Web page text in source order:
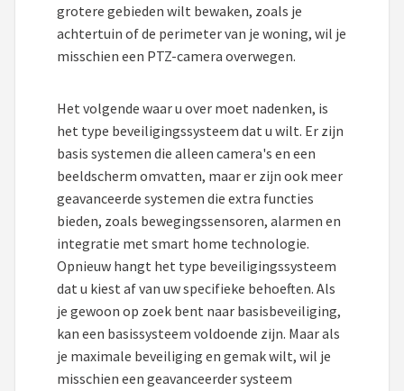
ieGeek
grotere gebieden wilt bewaken, zoals je
achtertuin of de perimeter van je woning, wil je
misschien een PTZ-camera overwegen.
Het volgende waar u over moet nadenken, is
het type beveiligingssysteem dat u wilt. Er zijn
basis systemen die alleen camera's en een
beeldscherm omvatten, maar er zijn ook meer
geavanceerde systemen die extra functies
bieden, zoals bewegingssensoren, alarmen en
integratie met smart home technologie.
Opnieuw hangt het type beveiligingssysteem
dat u kiest af van uw specifieke behoeften. Als
je gewoon op zoek bent naar basisbeveiliging,
kan een basissysteem voldoende zijn. Maar als
je maximale beveiliging en gemak wilt, wil je
misschien een geavanceerder systeem